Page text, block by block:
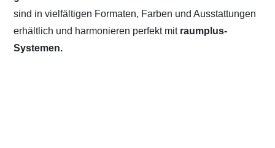
sind in vielfältigen Formaten, Farben und Ausstattungen
erhältlich und harmonieren perfekt mit raumplus-
Systemen.